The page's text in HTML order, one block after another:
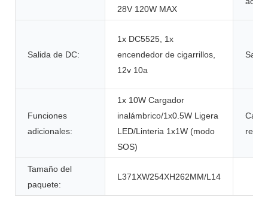
28V 120W MAX
Salida de DC:
1x DC5525, 1x
encendedor de cigarrillos,
12v 10a
Funciones
adicionales:
1x 10W Cargador
inalámbrico/1x0.5W Ligera
LED/Linteria 1x1W (modo
SOS)
Tamaño del
paquete:
L371XW254XH262MM/L14